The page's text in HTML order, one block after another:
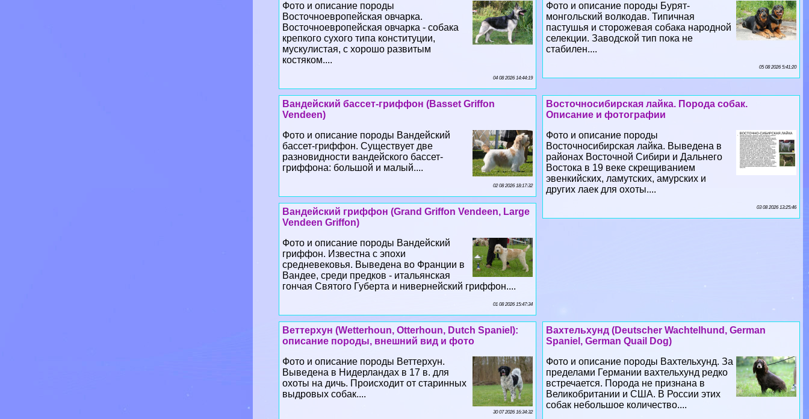
Фото и описание породы Бурят-
монгольский волкодав. Типичная
пастушья и сторожевая собака народной
селекции. Заводской тип пока не
стабилен....
05 08 2026 5:41:20
Фото и описание породы
Восточноевропейская овчарка.
Восточноевропейская овчарка - собака
крепкого сухого типа конституции,
мускулистая, с хорошо развитым
костяком....
04 08 2026 14:44:19
Восточносибирская лайка. Порода собак.
Описание и фотографии
Фото и описание породы
Восточносибирская лайка. Выведена в
районах Восточной Сибири и Дальнего
Востока в 19 веке скрещиванием
эвенкийских, ламутских, амурских и
других лаек для охоты....
03 08 2026 13:25:46
Вандейский бассет-гриффон (Basset Griffon
Vendeen)
Фото и описание породы Вандейский
бассет-гриффон. Существует две
разновидности вандейского бассет-
гриффона: большой и малый....
02 08 2026 18:17:32
Вандейский гриффон (Grand Griffon Vendeen, Large
Vendeen Griffon)
Фото и описание породы Вандейский
гриффон. Известна с эпохи
средневековья. Выведена во Франции в
Вандее, среди предков - итальянская
гончая Святого Губерта и нивернейский гриффон....
01 08 2026 15:47:34
Вахтельхунд (Deutscher Wachtelhund, German
Spaniel, German Quail Dog)
Фото и описание породы Вахтельхунд. За
пределами Германии вахтельхунд редко
встречается. Порода не признана в
Великобритании и США. В России этих
собак небольшое количество....
Веттерхун (Wetterhoun, Otterhoun, Dutch Spaniel):
описание породы, внешний вид и фото
Фото и описание породы Веттерхун.
Выведена в Нидерландах в 17 в. для
охоты на дичь. Происходит от старинных
выдровых собак....
30 07 2026 16:34:32